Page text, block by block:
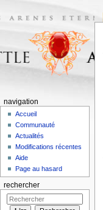
navigation
Accueil
Communauté
Actualités
Modifications récentes
Aide
Page au hasard
rechercher